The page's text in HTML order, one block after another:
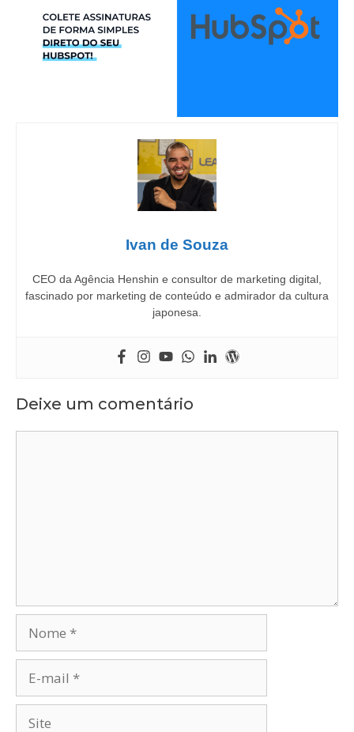
Ivan de Souza
CEO da Agência Henshin e consultor de marketing digital,
fascinado por marketing de conteúdo e admirador da cultura
japonesa.
Deixe um comentário